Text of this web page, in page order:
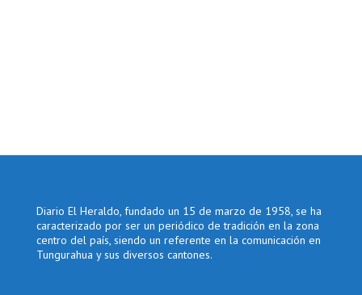
Diario El Heraldo, fundado un 15 de marzo de 1958, se ha
caracterizado por ser un periódico de tradición en la zona
centro del país, siendo un referente en la comunicación en
Tungurahua y sus diversos cantones.